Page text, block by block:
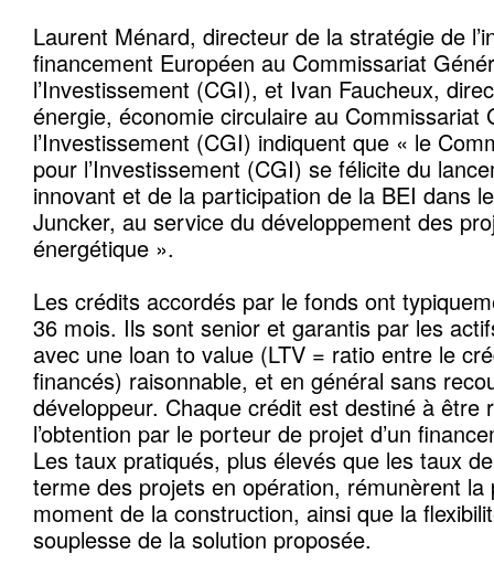
Laurent Ménard, directeur de la stratégie de
financement Européen au Commissariat
l’Investissement (CGI), et Ivan Faucheux,
énergie, économie circulaire au Commissariat
l’Investissement (CGI) indiquent que « le
pour l’Investissement (CGI) se félicite du
innovant et de la participation de la BEI dans
Juncker, au service du développement des
énergétique ».
Les crédits accordés par le fonds ont
36 mois. Ils sont senior et garantis par les
avec une loan to value (LTV = ratio entre le
financés) raisonnable, et en général sans
développeur. Chaque crédit est destiné à être
l’obtention par le porteur de projet d’un
Les taux pratiqués, plus élevés que les taux
terme des projets en opération, rémunèrent la
moment de la construction, ainsi que la
souplesse de la solution proposée.